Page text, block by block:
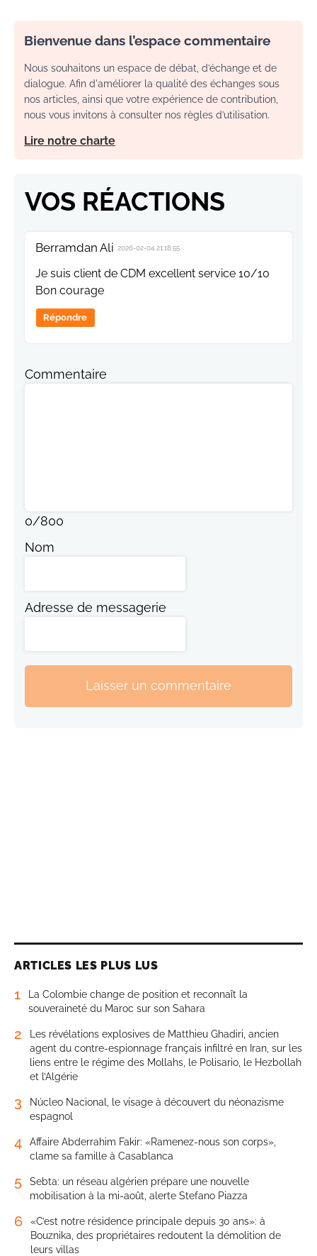
Bienvenue dans l’espace commentaire
Nous souhaitons un espace de débat, d’échange et de
dialogue. Afin d'améliorer la qualité des échanges sous
nos articles, ainsi que votre expérience de contribution,
nous vous invitons à consulter nos règles d’utilisation.
Lire notre charte
VOS RÉACTIONS
Berramdan Ali 2026-02-04 21:18:55
Je suis client de CDM excellent service 10/10
Bon courage
Répondre
Commentaire
0/800
Nom
Adresse de messagerie
Laisser un commentaire
ARTICLES LES PLUS LUS
1
La Colombie change de position et reconnaît la
souveraineté du Maroc sur son Sahara
2
Les révélations explosives de Matthieu Ghadiri, ancien
agent du contre-espionnage français infiltré en Iran, sur les
liens entre le régime des Mollahs, le Polisario, le Hezbollah
et l’Algérie
3
Núcleo Nacional, le visage à découvert du néonazisme
espagnol
4
Affaire Abderrahim Fakir: «Ramenez-nous son corps»,
clame sa famille à Casablanca
5
Sebta: un réseau algérien prépare une nouvelle
mobilisation à la mi-août, alerte Stefano Piazza
6
«C’est notre résidence principale depuis 30 ans»: à
Bouznika, des propriétaires redoutent la démolition de
leurs villas